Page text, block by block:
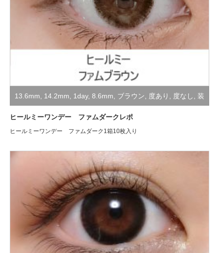
13.6mm 14.2mm 1day, 8.6mm ブラウン 度あり 度なし 装
着レポ
ヒールミーワンデー ファムダークレポ
ヒールミーワンデー ファムダーク1箱10枚入り